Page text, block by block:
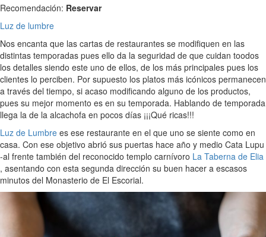
Recomendación: Reservar
Luz de lumbre
Nos encanta que las cartas de restaurantes se modifiquen en las
distintas temporadas pues ello da la seguridad de que cuidan toodos
los detalles siendo este uno de ellos, de los más principales pues los
clientes lo perciben. Por supuesto los platos más icónicos permanecen
a través del tiempo, si acaso modificando alguno de los productos,
pues su mejor momento es en su temporada. Hablando de temporada
llega la de la alcachofa en pocos días ¡¡¡Qué ricas!!!
Luz de Lumbre es ese restaurante en el que uno se siente como en
casa. Con ese objetivo abrió sus puertas hace año y medio Cata Lupu
-al frente también del reconocido templo carnívoro La Taberna de Elia
, asentando con esta segunda dirección su buen hacer a escasos
minutos del Monasterio de El Escorial.